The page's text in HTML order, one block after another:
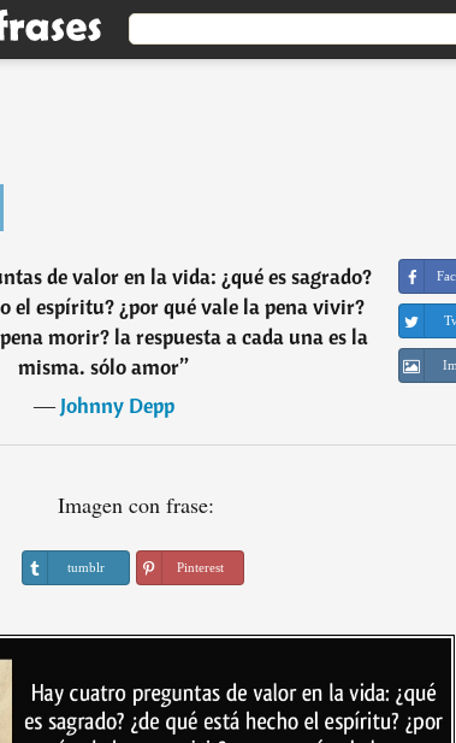
de valor en la vida: ¿qué es sagrado?
el espíritu? ¿por qué vale la pena vivir?
morir? la respuesta a cada una es la
misma. sólo amor”
―Johnny Depp
Imagen con frase:
tumblr Pinterest